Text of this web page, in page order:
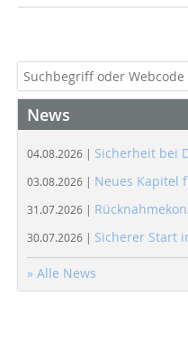
News
04.08.2026 | Sicherheit bei
03.08.2026 | Neues Kapitel
31.07.2026 |
30.07.2026 | Sicherer Start
» Alle News